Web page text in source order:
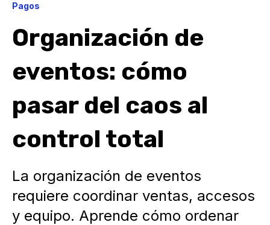
Pagos
Organización de
eventos: cómo
pasar del caos al
control total
La organización de eventos
requiere coordinar ventas, accesos
y equipo. Aprende cómo ordenar